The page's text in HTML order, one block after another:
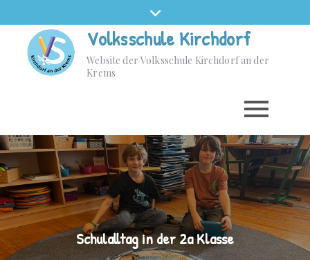
Volksschule Kirchdorf
Website der Volksschule Kirchdorf an der
Krems
Schulalltag in der 2a Klasse